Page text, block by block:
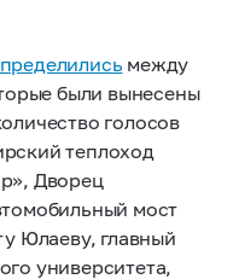
между
были вынесены
голосов
теплоход
Дворец
мост
Юлаеву, главный
университета,